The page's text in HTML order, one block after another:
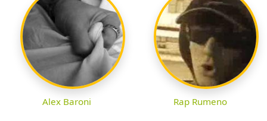
Alex Baroni Rap Rumeno